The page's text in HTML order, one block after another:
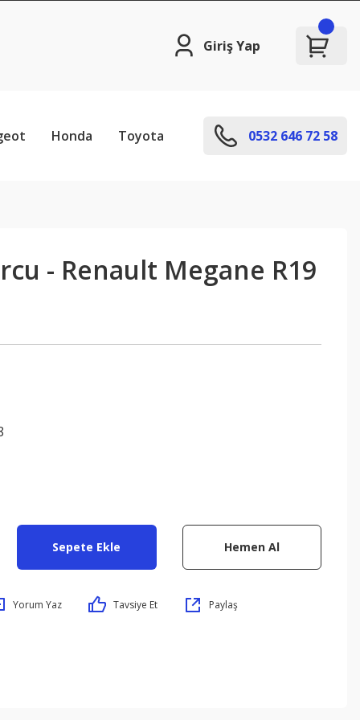
Giriş Yap
Honda Toyota 0532 646 72 58
- Renault Megane R19
Sepete Ekle Hemen Al
Yorum Yaz Tavsiye Et Paylaş